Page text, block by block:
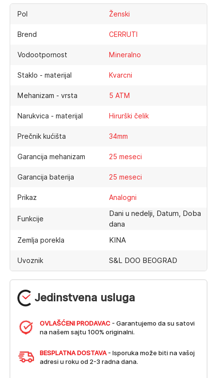
Jedinstvena usluga
OVLAŠĆENI PRODAVAC - Garantujemo da su satovi
na našem sajtu 100% originalni.
BESPLATNA DOSTAVA - Isporuka može biti na vašoj
adresi u roku od 2-3 radna dana.
Pol Ženski
Brend CERRUTI
Vodootpornost Mineralno
Staklo - materijal Kvarcni
Mehanizam - vrsta 5 ATM
Narukvica - materijal Hirurški čelik
Prečnik kućišta 34mm
Garancija mehanizam 25 meseci
Garancija baterija 25 meseci
Prikaz Analogni
Funkcije
Dani u nedelji, Datum, Doba
dana
Zemlja porekla KINA
Uvoznik S&L DOO BEOGRAD